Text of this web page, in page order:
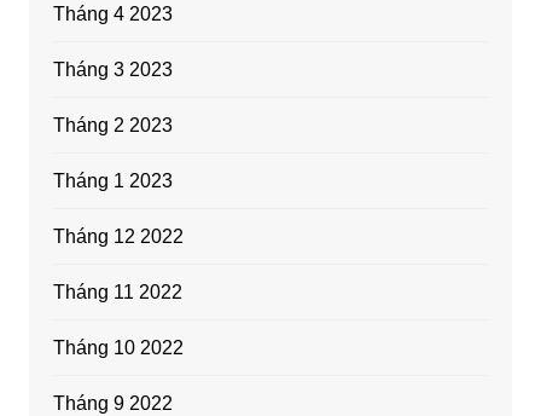
Tháng 4 2023
Tháng 3 2023
Tháng 2 2023
Tháng 1 2023
Tháng 12 2022
Tháng 11 2022
Tháng 10 2022
Tháng 9 2022